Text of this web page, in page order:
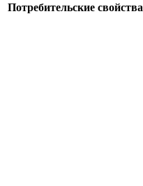
Потребительские свойства